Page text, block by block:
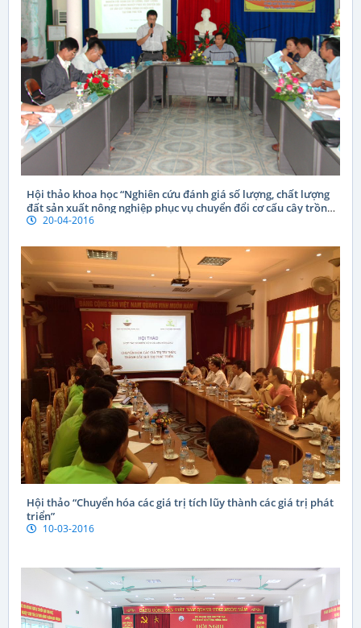
Hội thảo khoa học “Nghiên cứu đánh giá số lượng, chất lượng
đất sản xuất nông nghiệp phục vụ chuyển đổi cơ cấu cây trồng
chính có hiệu quả tại tỉnh Phú Yên
20-04-2016
Hội thảo “Chuyển hóa các giá trị tích lũy thành các giá trị phát
triển”
10-03-2016